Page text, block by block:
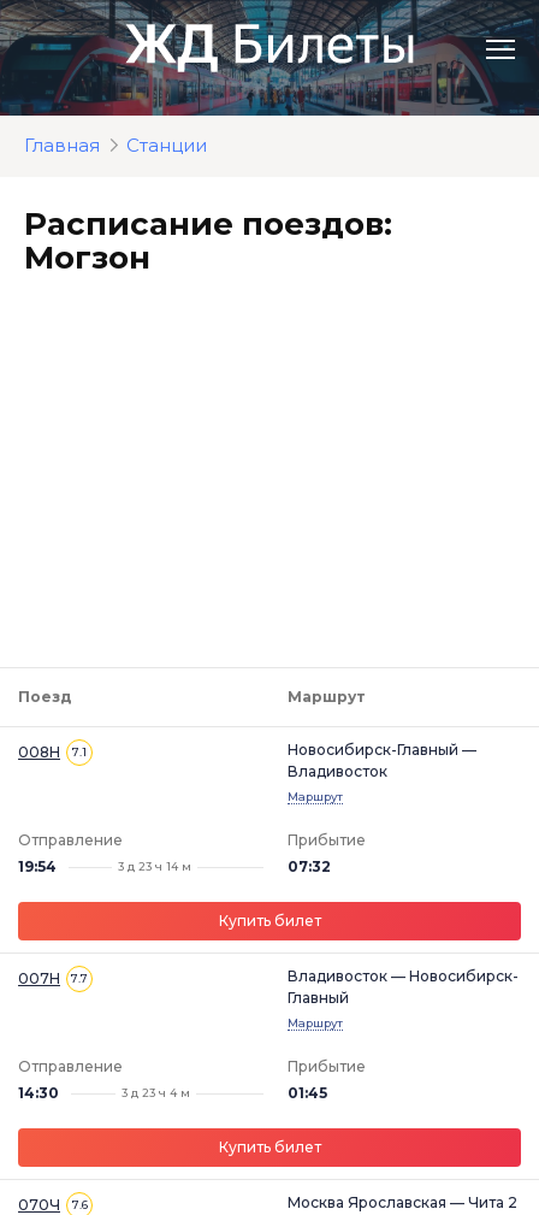
Перейти
к
контенту
Главная Станции
Расписание поездов:
Могзон
Поезд Маршрут
008Н 7.1
Новосибирск-Главный —
Владивосток
Маршрут
Отправление
19:54
3 д 23 ч 14 м
Прибытие
07:32
Купить билет
007Н 7.7
Владивосток — Новосибирск-
Главный
Маршрут
Отправление
14:30
3 д 23 ч 4 м
Прибытие
01:45
Купить билет
070Ч 7.6 Москва Ярославская — Чита 2